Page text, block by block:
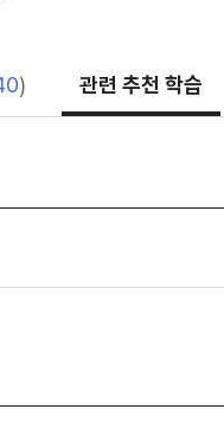
) 관련 추천 학습